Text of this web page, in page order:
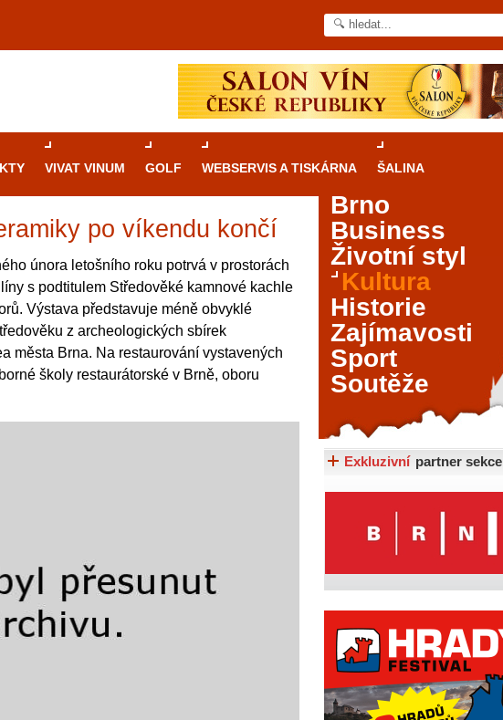
VIVAT VINUM GOLF WEBSERVIS A TISKÁRNA ŠALINA
po víkendu končí
února letošního roku potrvá v prostorách
s podtitulem Středověké kamnové kachle
Výstava představuje méně obvyklé
z archeologických sbírek
města Brna. Na restaurování vystavených
školy restaurátorské v Brně, oboru
kasinovými hrami v Brně: Od
po video automaty
je městem známým pro zajímavé památky, skvělé
divadla a univerzity. Mimo jiné je ale také
kde si můžete legálně a bezpečně vyzkoušet
kasinové hry. V neustále kvetoucí moravské
naleznete širokou nabídku her od klasické
až po moderní automaty jak pro pravidelné
Brno
Business
Životní styl
Kultura
Historie
Zajímavosti
Sport
Soutěže
Exkluzivní partner sekce